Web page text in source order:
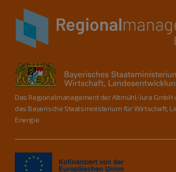
Das Regionalmanagement der Altmühl-Jura
das Bayerische Staatsministerium für Wirtschaft,
Energie.